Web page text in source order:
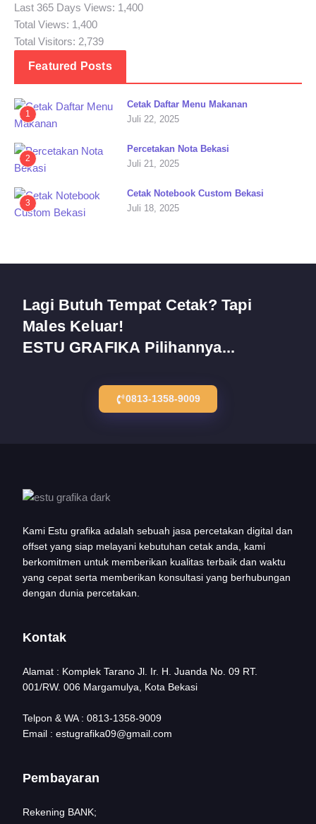
Last 365 Days Views: 1,400
Total Views: 1,400
Total Visitors: 2,739
Featured Posts
1
Cetak Daftar Menu Makanan
Juli 22, 2025
2
Percetakan Nota Bekasi
Juli 21, 2025
3
Cetak Notebook Custom Bekasi
Juli 18, 2025
Lagi Butuh Tempat Cetak? Tapi
Males Keluar!
ESTU GRAFIKA Pilihannya...
0813-1358-9009
Kami Estu grafika adalah sebuah jasa percetakan digital dan
offset yang siap melayani kebutuhan cetak anda, kami
berkomitmen untuk memberikan kualitas terbaik dan waktu
yang cepat serta memberikan konsultasi yang berhubungan
dengan dunia percetakan.
Kontak
Alamat : Komplek Tarano Jl. Ir. H. Juanda No. 09 RT.
001/RW. 006 Margamulya, Kota Bekasi
Telpon & WA : 0813-1358-9009
Email : estugrafika09@gmail.com
Pembayaran
Rekening BANK;